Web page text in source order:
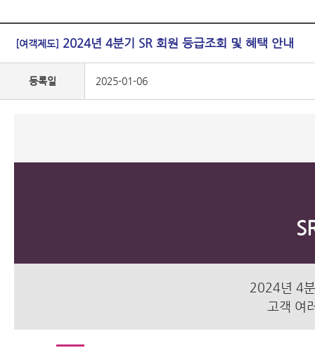
[여객제도] 2024년 4분기 SR 회원 등급조회 및 혜택 안내
등록일 2025-01-06
2024년 4
고객 여